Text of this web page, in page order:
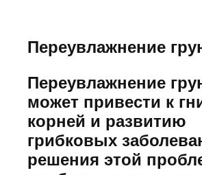
Переувлажнение
Переувлажнение
может привести к
корней и развитию
грибковых
решения этой